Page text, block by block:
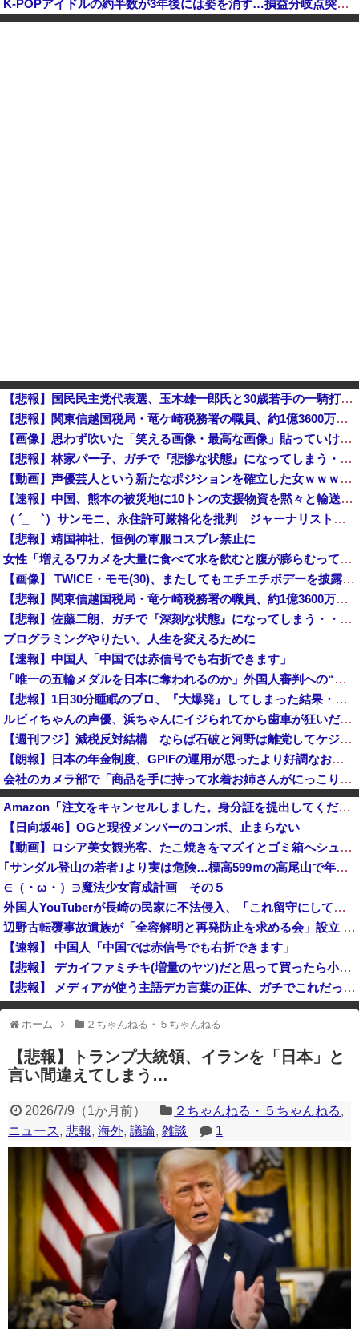
K-POPアイドルの約半数が3年後には姿を消す…損益分岐点突破は4％未満
彫り師YouTuber・しげち「刺青タトゥー入れてる奴は全員バカです」「すごい民度低い」「5000円好きなんすよ、バカって」
【悲報】国民民主党代表選、玉木雄一郎氏と30歳若手の一騎打ちへ → 榛葉幹事長の不出馬にネットで疑問噴出 ｗｗｗｗｗｗｗｗｗｗｗｗｗｗｗ
【悲報】関東信越国税局・竜ケ崎税務署の職員、約1億3600万円を脱税してしまう…
【画像】思わず吹いた「笑える画像・最高な画像」貼っていけｗｗｗｗｗ他
【悲報】林家パー子、ガチで『悲惨な状態』になってしまう・・・・
【動画】声優芸人という新たなポジションを確立した女ｗｗｗｗｗｗｗｗｗｗｗｗｗｗｗｗｗｗ
【速報】中国、熊本の被災地に10トンの支援物資を黙々と輸送して中国大使館が大声宣伝 5ch「まあ見え透いてるけど支援はありがとね」
（ ´_ゝ`）サンモニ、永住許可厳格化を批判 ジャーナリスト「永住権は生活の基盤。それを揺るがす」「当事者から、労働力としてだけ求められ住民とは...
【悲報】靖国神社、恒例の軍服コスプレ禁止に
女性「増えるワカメを大量に食べて水を飲むと腹が膨らむって本当？実際にやってみるわ」 → 腹がどんどん膨らんで… うわぁあああああああ
【画像】 TWICE・モモ(30)、またしてもエチエチボデーを披露ｗｗｗｗｗｗｗｗｗｗ
【悲報】関東信越国税局・竜ケ崎税務署の職員、約1億3600万円を脱税してしまう…
【悲報】佐藤二朗、ガチで『深刻な状態』になってしまう・・・・
プログラミングやりたい。人生を変えるために
【速報】中国人「中国では赤信号でも右折できます」
「唯一の五輪メダルを日本に奪われるのか」外国人審判への“性接待”で大揺れの韓国サッカー界、ロンドン五輪メダル剝奪の可能性に戦々恐々「前例がない」
【悲報】1日30分睡眠のプロ、『大爆発』してしまった結果・・・・・
ルビィちゃんの声優、浜ちゃんにイジられてから歯車が狂いだしてしまうｗｗｗｗｗｗｗ
【週刊フジ】減税反対結構 ならば石破と河野は離党してケジメをつけろ
【朗報】日本の年金制度、GPIFの運用が思ったより好調なおかげでなんとかなりそう
会社のカメラ部で「商品を手に持って水着お姉さんがにっこり」を撮影、だがお姉さんは素人アルバイトで親バレした結果……
人気外国人YouTuberさん、日本で〇〇する動画を投稿して終わる・・・
【速報】日本の防衛省、ようやく気づいた模様ｗｗｗｗｗ
【速報】「中国包囲網が始まる」日本はF-2戦闘機がインド初派遣
Amazon「注文をキャンセルしました。身分証を提出してください」 X民「は？怪しすぎんだろ。問い合わせするわ」→衝撃の事実が判明する・・・
【日向坂46】OGと現役メンバーのコンボ、止まらない
【動画】ロシア美女観光客、たこ焼きをマズイとゴミ箱へシュート・・・・
｢サンダル登山の若者｣より実は危険…標高599ｍの高尾山で年間100件超の遭難事故を起こしている張本人「中高年の転倒事故」
∈（・ω・）∋魔法少女育成計画 その５
外国人YouTuberが長崎の民家に不法侵入、「これ留守にしてるだけじゃないの？」と激怒する人が続出中
辺野古転覆事故遺族が「全容解明と再発防止を求める会」設立 継続的に活動するためと説明 | これパヨどうすんの？
【速報】 中国人「中国では赤信号でも右折できます」
【悲報】 デカイファミチキ(増量のヤツ)だと思って買ったら小さかったからわざわざ店に戻って確認したら！！！！
【悲報】 メディアが使う主語デカ言葉の正体、ガチでこれだったｗｗｗｗ
長崎の語り部のお爺ちゃん(84)、学生に『日本も核武装が必要』と言われびっくり
一部のコンテンツが表示されなくなったり、サイト全体のレイアウトが崩れ
たりする場合があります。
ホーム ２ちゃんねる・５ちゃんねる
【悲報】トランプ大統領、イランを「日本」と
言い間違えてしまう…
2026/7/9 （1か月前） ２ちゃんねる・５ちゃんねる,
ニュース, 悲報, 海外, 議論, 雑談 1